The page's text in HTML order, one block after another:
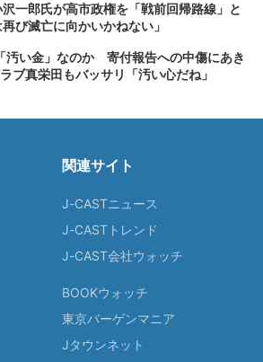
一郎氏が高市政権を「戦前回帰路線」と
び滅亡に向かいかねない」
汚い金」なのか 寄付報告への中傷にあき
ブ真栄田もバッサリ「汚い心だね」
関連サイト
J-CASTニュース
J-CASTトレンド
J-CAST会社ウォッチ
BOOKウォッチ
東京バーゲンマニア
Jタウンネット